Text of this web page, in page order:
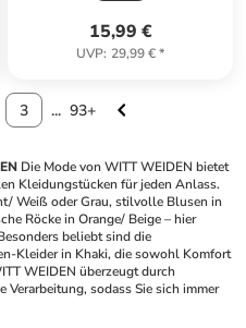
15,99 €
UVP: 29,99 €*
3 ... 93+
Die Mode von WITT WEIDEN bietet
Kleidungstücken für jeden Anlass.
Weiß oder Grau, stilvolle Blusen in
Röcke in Orange/ Beige – hier
beliebt sind die
Kleider in Khaki, die sowohl Komfort
WEIDEN überzeugt durch
sodass Sie sich immer